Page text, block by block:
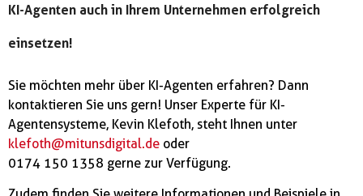
KI-Agenten auch in Ihrem Unternehmen erfolgreich
einsetzen!
Sie möchten mehr über KI-Agenten erfahren? Dann
kontaktieren Sie uns gern! Unser Experte für KI-
Agentensysteme, Kevin Klefoth, steht Ihnen unter
klefoth@mitunsdigital.de oder
0174 150 1358 gerne zur Verfügung.